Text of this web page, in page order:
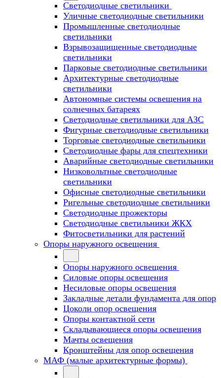
Светодиодные светильники
Уличные светодиодные светильники
Промышленные светодиодные
светильники
Взрывозащищенные светодиодные
светильники
Парковые светодиодные светильники
Архитектурные светодиодные
светильники
Автономные системы освещения на
солнечных батареях
Светодиодные светильники для АЗС
Фигурные светодиодные светильники
Торговые светодиодные светильники
Cветодиодные фары для спецтехники
Аварийные светодиодные светильники
Низковольтные светодиодные
светильники
Офисные светодиодные светильники
Ригельные светодиодные светильники
Светодиодные прожекторы
Светодиодные светильники ЖКХ
Фитосветильники для растений
Опоры наружного освещения
Опоры наружного освещения
Силовые опоры освещения
Несиловые опоры освещения
Закладные детали фундамента для опор
Цоколи опор освещения
Опоры контактной сети
Cкладывающиеся опоры освещения
Мачты освещения
Кронштейны для опор освещения
МАФ (малые архитектурные формы)